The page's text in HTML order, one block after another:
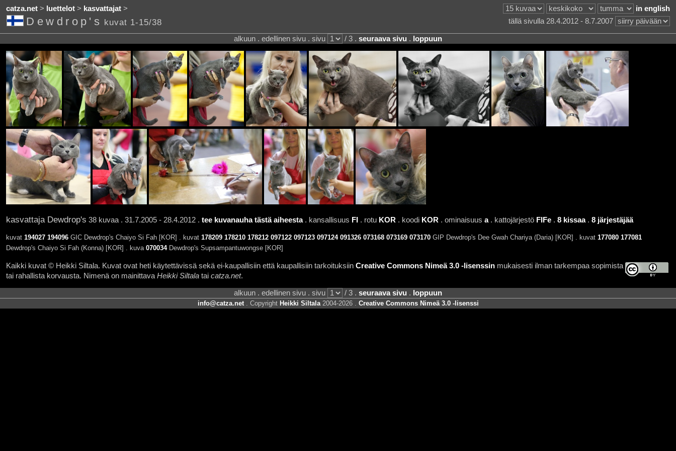
catza.net> luettelot> kasvattajat> in english
Dewdrop's kuvat 1-15/38 tällä sivulla 28.4.2012 - 8.7.2007
alkuun . edellinen sivu . sivu / 3 . seuraava sivu . loppuun
kasvattaja Dewdrop's 38 kuvaa . 31.7.2005 - 28.4.2012 . tee kuvanauha tästä aiheesta. kansallisuus FI. rotu KOR . koodi KOR . ominaisuus a. kattojärjestö FIFe. 8 kissaa. 8 järjestäjää
kuvat 194027 194096GIC Dewdrop's Chaiyo Si Fah [KOR] . kuvat 178209 178210 178212 097122 097123 097124 091326 073168 073169 073170GIP Dewdrop's Dee Gwah Chariya (Daria) [KOR] . kuvat 177080 177081
Dewdrop's Chaiyo Si Fah (Konna) [KOR] . kuva 070034Dewdrop's Supsampantuwongse [KOR]
Kaikki kuvat © Heikki Siltala. Kuvat ovat heti käytettävissä sekä ei-kaupallisiin että kaupallisiin tarkoituksiin Creative Commons Nimeä 3.0 -lisenssinmukaisesti ilman tarkempaa sopimista
tai rahallista korvausta. Nimenä on mainittava Heikki Siltalatai catza.net.
alkuun . edellinen sivu . sivu / 3 . seuraava sivu . loppuun
info@catza.net. Copyright Heikki Siltala2004-2026 . Creative Commons Nimeä 3.0 -lisenssi